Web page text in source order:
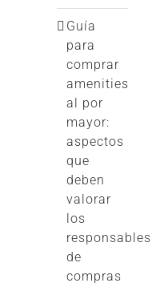
Guía
para
comprar
amenities
al por
mayor:
aspectos
que
deben
valorar
los
responsables
de
compras